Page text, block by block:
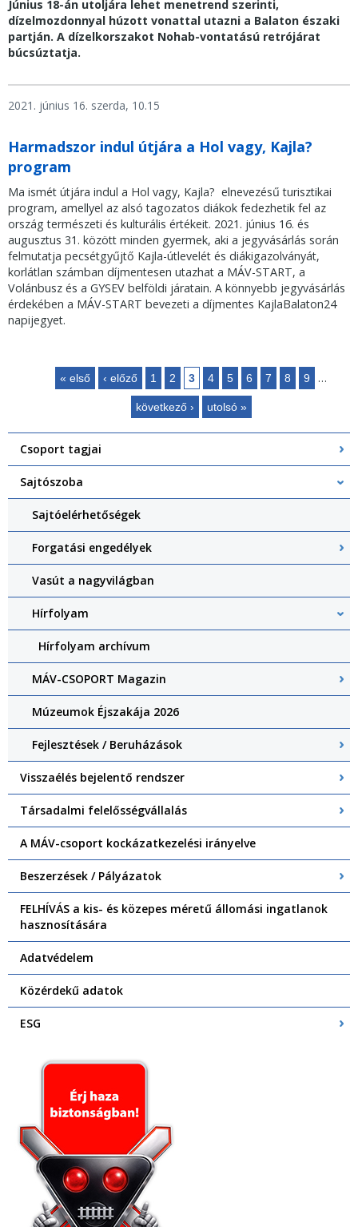
Június 18-án utoljára lehet menetrend szerinti,
dízelmozdonnyal húzott vonattal utazni a Balaton északi
partján. A dízelkorszakot Nohab-vontatású retrójárat
búcsúztatja.
2021. június 16. szerda, 10.15
Harmadszor indul útjára a Hol vagy, Kajla?
program
Ma ismét útjára indul a Hol vagy, Kajla? elnevezésű turisztikai
program, amellyel az alsó tagozatos diákok fedezhetik fel az
ország természeti és kulturális értékeit. 2021. június 16. és
augusztus 31. között minden gyermek, aki a jegyvásárlás során
felmutatja pecsétgyűjtő Kajla-útlevelét és diákigazolványát,
korlátlan számban díjmentesen utazhat a MÁV-START, a
Volánbusz és a GYSEV belföldi járatain. A könnyebb jegyvásárlás
érdekében a MÁV-START bevezeti a díjmentes KajlaBalaton24
napijegyet.
« első ‹ előző 1 2 3 4 5 6 7 8 9 …
következő › utolsó »
Csoport tagjai
Sajtószoba
Sajtóelérhetőségek
Forgatási engedélyek
Vasút a nagyvilágban
Hírfolyam
Hírfolyam archívum
MÁV-CSOPORT Magazin
Múzeumok Éjszakája 2026
Fejlesztések / Beruházások
Visszaélés bejelentő rendszer
Társadalmi felelősségvállalás
A MÁV-csoport kockázatkezelési irányelve
Beszerzések / Pályázatok
FELHÍVÁS a kis- és közepes méretű állomási ingatlanok
hasznosítására
Adatvédelem
Közérdekű adatok
ESG